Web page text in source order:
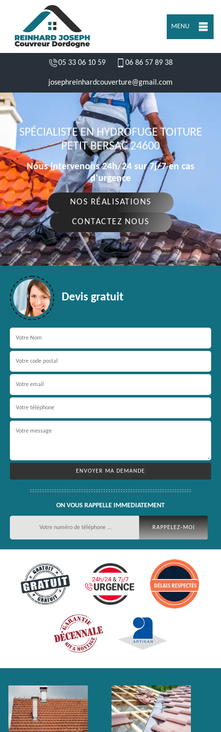
MENU
05 33 06 10 59 06 86 57 89 38
josephreinhardcouverture@gmail.com
SPÉCIALISTE EN HYDROFUGE TOITURE
PETIT BERSAC 24600
Nous intervenons 24h/24 sur 7j/7 en cas
d'urgence
NOS RÉALISATIONS
CONTACTEZ NOUS
Devis gratuit
ON VOUS RAPPELLE IMMEDIATEMENT